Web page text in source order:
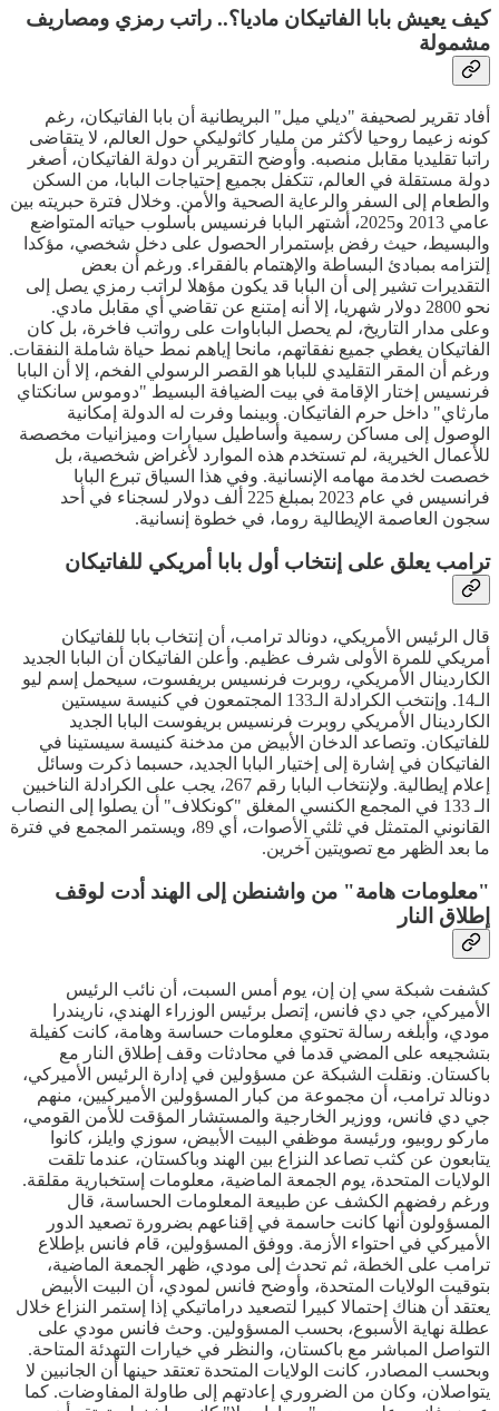
كيف يعيش بابا الفاتيكان ماديا؟.. راتب رمزي ومصاريف
مشمولة
أفاد تقرير لصحيفة "ديلي ميل" البريطانية أن بابا الفاتيكان، رغم
كونه زعيما روحيا لأكثر من مليار كاثوليكي حول العالم، لا يتقاضى
راتبا تقليديا مقابل منصبه. وأوضح التقرير أن دولة الفاتيكان، أصغر
دولة مستقلة في العالم، تتكفل بجميع إحتياجات البابا، من السكن
والطعام إلى السفر والرعاية الصحية والأمن. وخلال فترة حبريته بين
عامي 2013 و2025، أشتهر البابا فرنسيس بأسلوب حياته المتواضع
والبسيط، حيث رفض بإستمرار الحصول على دخل شخصي، مؤكدا
إلتزامه بمبادئ البساطة والإهتمام بالفقراء. ورغم أن بعض
التقديرات تشير إلى أن البابا قد يكون مؤهلا لراتب رمزي يصل إلى
نحو 2800 دولار شهريا، إلا أنه إمتنع عن تقاضي أي مقابل مادي.
وعلى مدار التاريخ، لم يحصل الباباوات على رواتب فاخرة، بل كان
الفاتيكان يغطي جميع نفقاتهم، مانحا إياهم نمط حياة شاملة النفقات.
ورغم أن المقر التقليدي للبابا هو القصر الرسولي الفخم، إلا أن البابا
فرنسيس إختار الإقامة في بيت الضيافة البسيط "دوموس سانكتاي
مارثاي" داخل حرم الفاتيكان. وبينما وفرت له الدولة إمكانية
الوصول إلى مساكن رسمية وأساطيل سيارات وميزانيات مخصصة
للأعمال الخيرية، لم تستخدم هذه الموارد لأغراض شخصية، بل
خصصت لخدمة مهامه الإنسانية. وفي هذا السياق تبرع البابا
فرانسيس في عام 2023 بمبلغ 225 ألف دولار لسجناء في أحد
سجون العاصمة الإيطالية روما، في خطوة إنسانية.
ترامب يعلق على إنتخاب أول بابا أمريكي للفاتيكان
قال الرئيس الأمريكي، دونالد ترامب، أن إنتخاب بابا للفاتيكان
أمريكي للمرة الأولى شرف عظيم. وأعلن الفاتيكان أن البابا الجديد
الكاردينال الأمريكي، روبرت فرنسيس بريفسوت، سيحمل إسم ليو
الـ14. وإنتخب الكرادلة الـ133 المجتمعون في كنيسة سيستين
الكاردينال الأمريكي روبرت فرنسيس بريفوست البابا الجديد
للفاتيكان. وتصاعد الدخان الأبيض من مدخنة كنيسة سيستينا في
الفاتيكان في إشارة إلى إختيار البابا الجديد، حسبما ذكرت وسائل
إعلام إيطالية. ولإنتخاب البابا رقم 267، يجب على الكرادلة الناخبين
الـ 133 في المجمع الكنسي المغلق "كونكلاف" أن يصلوا إلى النصاب
القانوني المتمثل في ثلثي الأصوات، أي 89، ويستمر المجمع في فترة
ما بعد الظهر مع تصويتين آخرين.
"معلومات هامة" من واشنطن إلى الهند أدت لوقف
إطلاق النار
كشفت شبكة سي إن إن، يوم أمس السبت، أن نائب الرئيس
الأميركي، جي دي فانس، إتصل برئيس الوزراء الهندي، ناريندرا
مودي، وأبلغه رسالة تحتوي معلومات حساسة وهامة، كانت كفيلة
بتشجيعه على المضي قدما في محادثات وقف إطلاق النار مع
باكستان. ونقلت الشبكة عن مسؤولين في إدارة الرئيس الأميركي،
دونالد ترامب، أن مجموعة من كبار المسؤولين الأميركيين، منهم
جي دي فانس، ووزير الخارجية والمستشار المؤقت للأمن القومي،
ماركو روبيو، ورئيسة موظفي البيت الأبيض، سوزي وايلز، كانوا
يتابعون عن كثب تصاعد النزاع بين الهند وباكستان، عندما تلقت
الولايات المتحدة، يوم الجمعة الماضية، معلومات إستخبارية مقلقة.
ورغم رفضهم الكشف عن طبيعة المعلومات الحساسة، قال
المسؤولون أنها كانت حاسمة في إقناعهم بضرورة تصعيد الدور
الأميركي في احتواء الأزمة. ووفق المسؤولين، قام فانس بإطلاع
ترامب على الخطة، ثم تحدث إلى مودي، ظهر الجمعة الماضية،
بتوقيت الولايات المتحدة، وأوضح فانس لمودي، أن البيت الأبيض
يعتقد أن هناك إحتمالا كبيرا لتصعيد دراماتيكي إذا إستمر النزاع خلال
عطلة نهاية الأسبوع، بحسب المسؤولين. وحث فانس مودي على
التواصل المباشر مع باكستان، والنظر في خيارات التهدئة المتاحة.
وبحسب المصادر، كانت الولايات المتحدة تعتقد حينها أن الجانبين لا
يتواصلان، وكان من الضروري إعادتهم إلى طاولة المفاوضات. كما